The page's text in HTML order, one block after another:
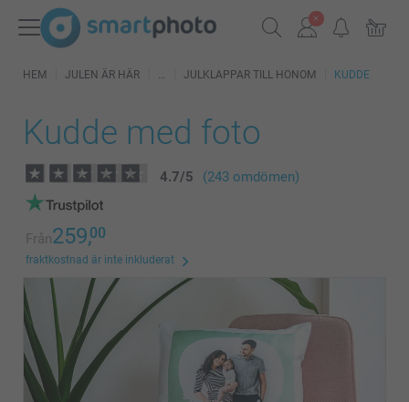
HEM JULEN ÄR HÄR JULKLAPPAR TILL HONOM KUDDE
Kudde med foto
4.7/5 (243 omdömen)
Från259,00
fraktkostnad är inte inkluderat